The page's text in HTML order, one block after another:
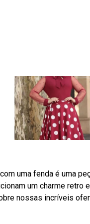
uma fenda é uma
um charme retro e
nossas incríveis